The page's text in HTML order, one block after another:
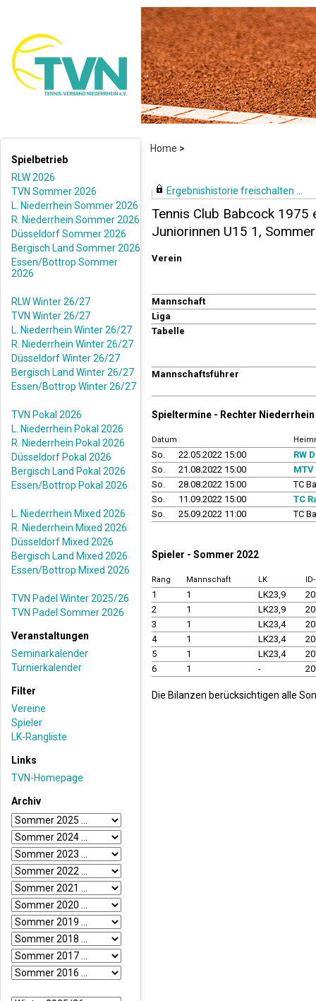
Home >
Spielbetrieb
RLW 2026
TVN Sommer 2026
L. Niederrhein Sommer 2026
R. Niederrhein Sommer 2026
Düsseldorf Sommer 2026
Bergisch Land Sommer 2026
Essen/Bottrop Sommer
2026
RLW Winter 26/27
TVN Winter 26/27
L. Niederrhein Winter 26/27
R. Niederrhein Winter 26/27
Düsseldorf Winter 26/27
Bergisch Land Winter 26/27
Essen/Bottrop Winter 26/27
TVN Pokal 2026
L. Niederrhein Pokal 2026
R. Niederrhein Pokal 2026
Düsseldorf Pokal 2026
Bergisch Land Pokal 2026
Essen/Bottrop Pokal 2026
L. Niederrhein Mixed 2026
R. Niederrhein Mixed 2026
Düsseldorf Mixed 2026
Bergisch Land Mixed 2026
Essen/Bottrop Mixed 2026
TVN Padel Winter 2025/26
TVN Padel Sommer 2026
Veranstaltungen
Seminarkalender
Turnierkalender
Filter
Vereine
Spieler
LK-Rangliste
Links
TVN-Homepage
Archiv
Ergebnishistorie freischalten ...
Tennis Club Babcock 1975
Juniorinnen U15 1,
Verein
Mannschaft
Liga
Tabelle
Mannschaftsführer
Spieltermine - Rechter
Datum
So. 22.05.2022 15:00
RW
So.
21.08.2022 15:00
So.
28.08.2022 15:00
TC
So.
11.09.2022 15:00
TC
So.
25.09.2022 11:00 TC
Spieler - Sommer 2022
Rang Mannschaft LK
1 1 LK23,9
2
1 LK23,9
3
1 LK23,4
4
1 LK23,4
5
1 LK23,4
6
1 -
Die Bilanzen berücksichtigen alle